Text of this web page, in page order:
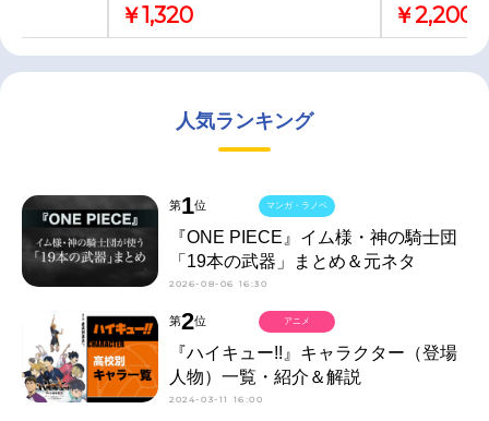
￥1,320 ￥2,200
人気ランキング
第1位
『ONE PIECE』イム様・神の騎士団
「19本の武器」まとめ＆元ネタ
2026-08-06 16:30
マンガ・ラノベ
第2位
『ハイキュー!!』キャラクター（登場
人物）一覧・紹介＆解説
2024-03-11 16:00
アニメ